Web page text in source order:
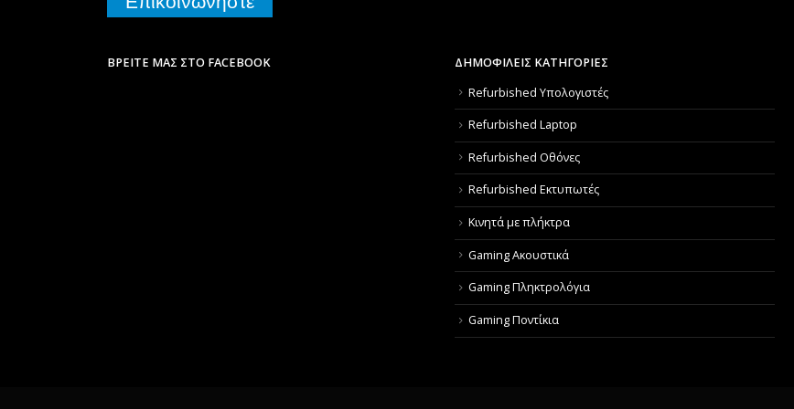
ΒΡΕΊΤΕ ΜΑΣ ΣΤΟ FACEBOOK
ΔΗΜΟΦΙΛΕΙΣ ΚΑΤΗΓΟΡΙΕΣ
Refurbished Υπολογιστές
Refurbished Laptop
Refurbished Οθόνες
Refurbished Εκτυπωτές
Κινητά με πλήκτρα
Gaming Ακουστικά
Gaming Πληκτρολόγια
Gaming Ποντίκια